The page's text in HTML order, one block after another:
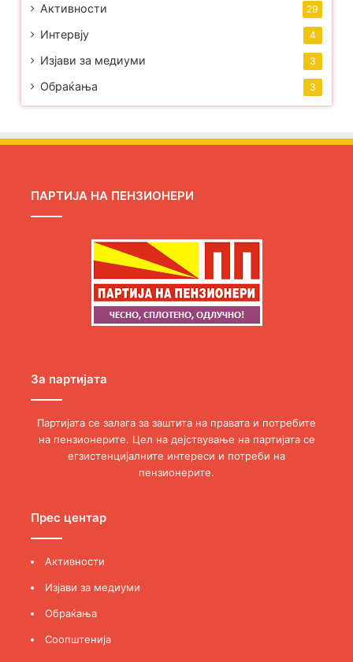
Активности 29
Интервју 4
Изјави за медиуми 3
Обраќања 3
ПАРТИЈА НА ПЕНЗИОНЕРИ
За партијата
Партијата се залага за заштита на правата и потребите
на пензионерите. Цел на дејствување на партијата се
егзистенцијалните интереси и потреби на
пензионерите.
Прес центар
Активности
Изјави за медиуми
Обраќања
Соопштенија